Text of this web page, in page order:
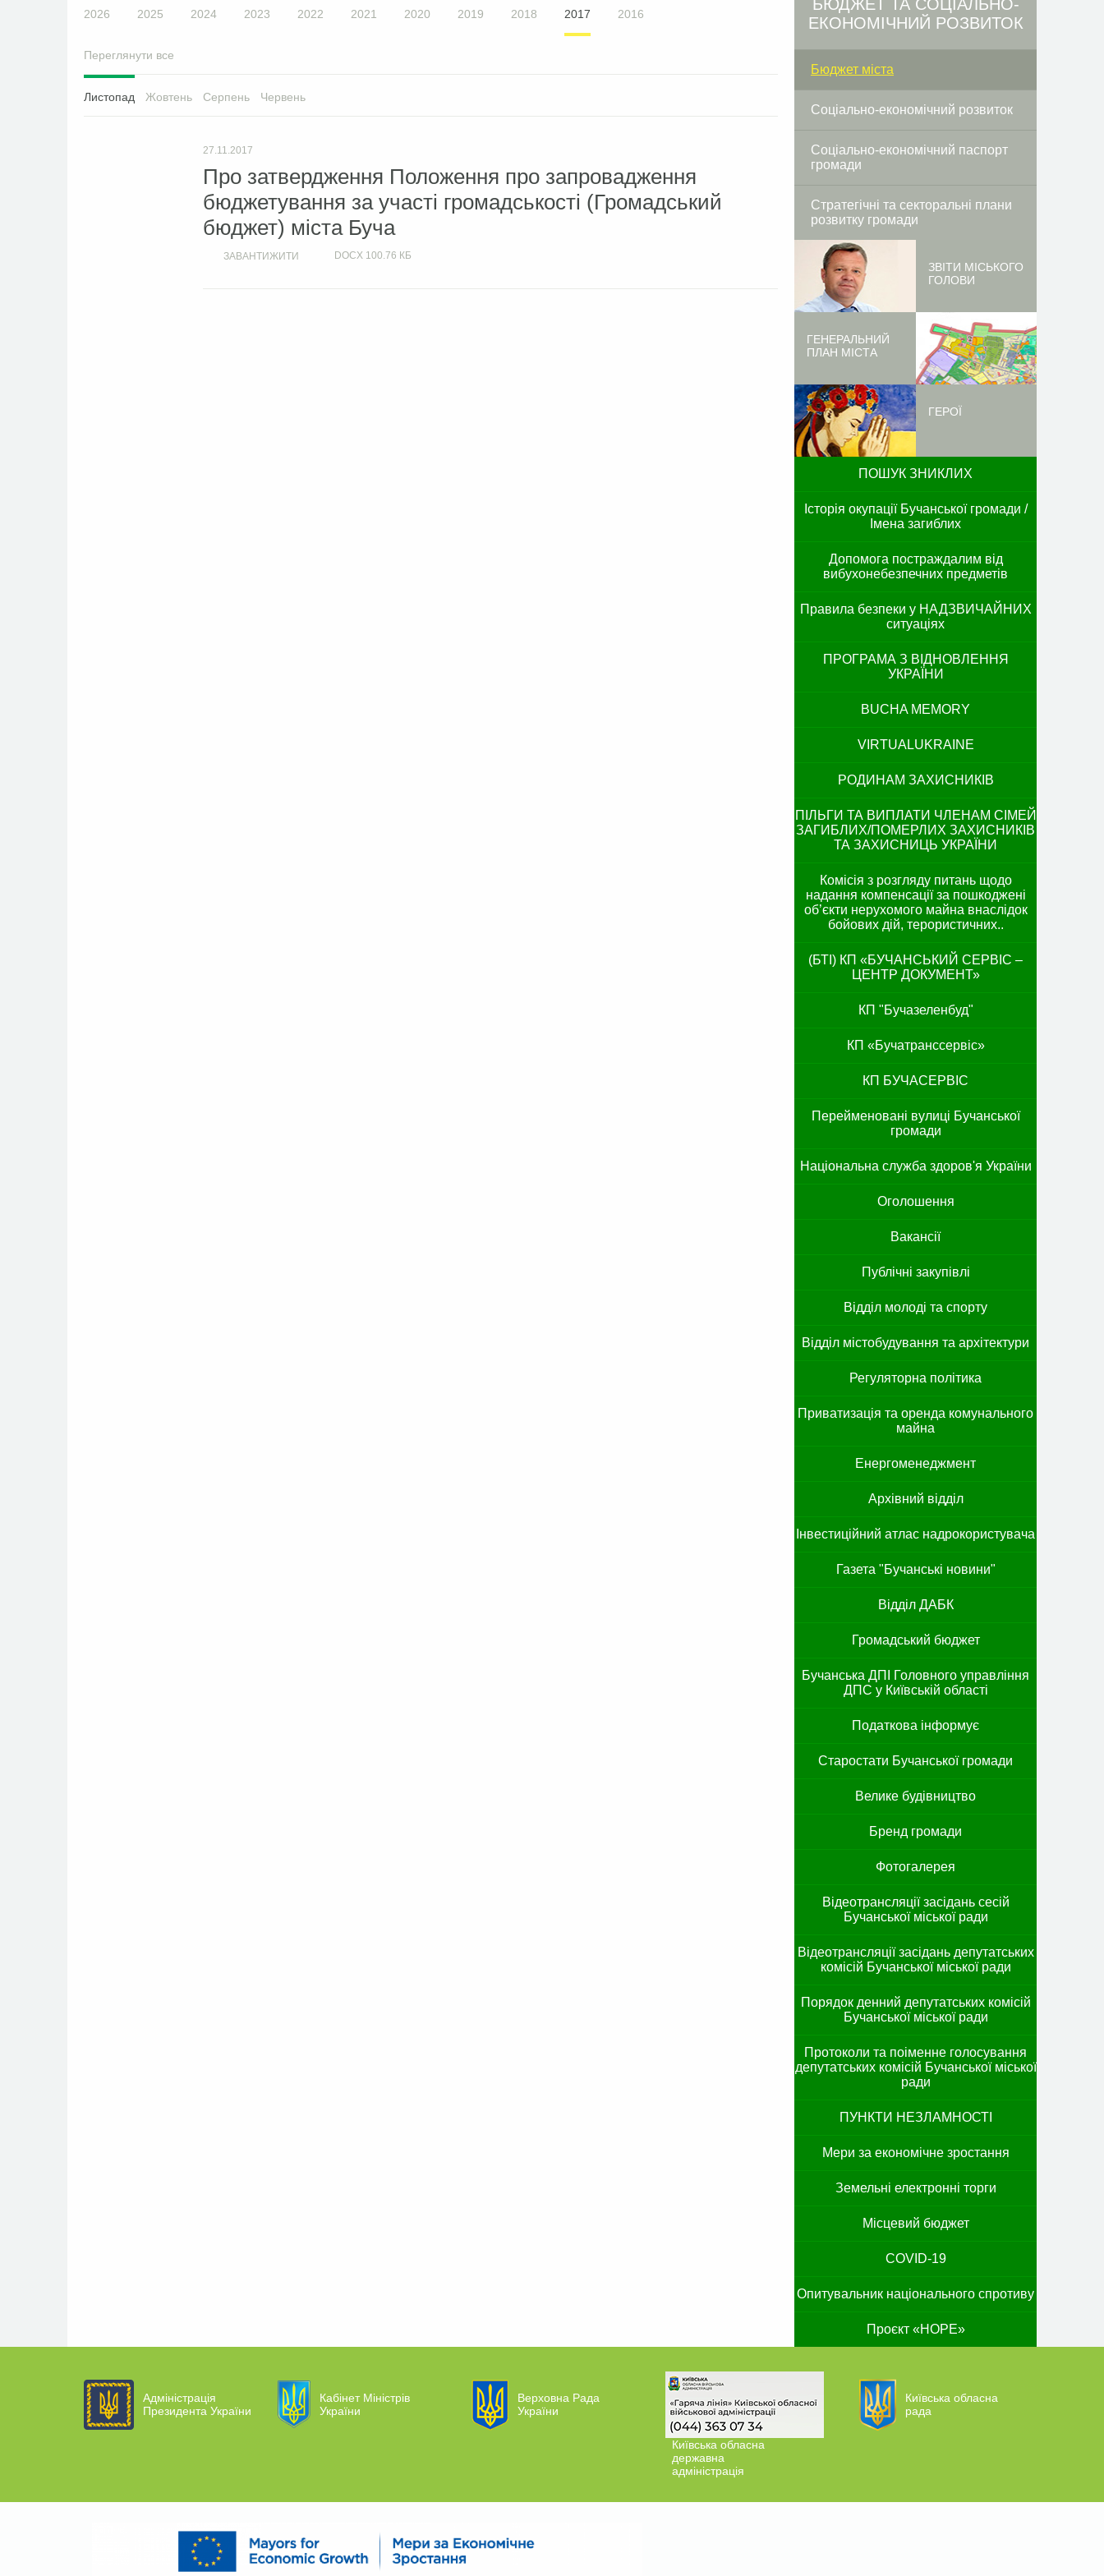
2026 2025 2024 2023 2022 2021 2020 2019 2018 2017 2016
Переглянути все
Листопад Жовтень Серпень Червень
27.11.2017
Про затвердження Положення про запровадження
бюджетування за участі громадськості (Громадський
бюджет) міста Буча
ЗАВАНТИЖИТИ DOCX 100.76 КБ
БЮДЖЕТ ТА СОЦІАЛЬНО-
ЕКОНОМІЧНИЙ РОЗВИТОК
Бюджет міста
Соціально-економічний розвиток
Соціально-економічний паспорт
громади
Стратегічні та секторальні плани
розвитку громади
ЗВІТИ МІСЬКОГО
ГОЛОВИ
ГЕНЕРАЛЬНИЙ
ПЛАН МІСТА
ГЕРОЇ
ПОШУК ЗНИКЛИХ
Історія окупації Бучанської громади /
Імена загиблих
Допомога постраждалим від
вибухонебезпечних предметів
Правила безпеки у НАДЗВИЧАЙНИХ
ситуаціях
ПРОГРАМА З ВІДНОВЛЕННЯ
УКРАЇНИ
BUCHA MEMORY
VIRTUALUKRAINE
РОДИНАМ ЗАХИСНИКІВ
ПІЛЬГИ ТА ВИПЛАТИ ЧЛЕНАМ СІМЕЙ
ЗАГИБЛИХ/ПОМЕРЛИХ ЗАХИСНИКІВ
ТА ЗАХИСНИЦЬ УКРАЇНИ
Комісія з розгляду питань щодо
надання компенсації за пошкоджені
об’єкти нерухомого майна внаслідок
бойових дій, терористичних..
(БТІ) КП «БУЧАНСЬКИЙ СЕРВІС –
ЦЕНТР ДОКУМЕНТ»
КП "Бучазеленбуд"
КП «Бучатранссервіс»
КП БУЧАСЕРВІС
Перейменовані вулиці Бучанської
громади
Національна служба здоров'я України
Оголошення
Вакансії
Публічні закупівлі
Відділ молоді та спорту
Відділ містобудування та архітектури
Регуляторна політика
Приватизація та оренда комунального
майна
Енергоменеджмент
Архівний відділ
Інвестиційний атлас надрокористувача
Газета "Бучанські новини"
Відділ ДАБК
Громадський бюджет
Бучанська ДПІ Головного управління
ДПС у Київській області
Податкова інформує
Старостати Бучанської громади
Велике будівництво
Бренд громади
Фотогалерея
Відеотрансляції засідань сесій
Бучанської міської ради
Відеотрансляції засідань депутатських
комісій Бучанської міської ради
Порядок денний депутатських комісій
Бучанської міської ради
Протоколи та поіменне голосування
депутатських комісій Бучанської міської
ради
ПУНКТИ НЕЗЛАМНОСТІ
Мери за економічне зростання
Земельні електронні торги
Місцевий бюджет
COVID-19
Опитувальник національного спротиву
Проєкт «HOPE»
Адміністрація
Президента України
Кабінет Міністрів
України
Верховна Рада
України
Київська обласна
державна
адміністрація
Київська обласна
рада